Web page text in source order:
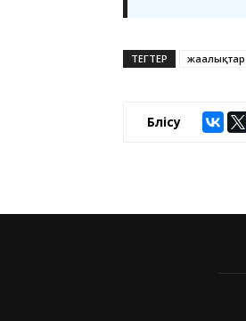
ТЕГТЕР жаңалықтар
Бөлісу